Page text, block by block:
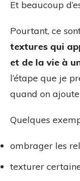
Et beaucoup
Pourtant, ce
textures qui
et de la vie à
l’étape que je
quand on
Quelques
ombrager les
texturer